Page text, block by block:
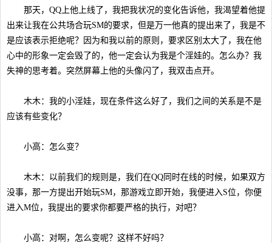
那天，QQ上他上线了，我把我状况的变化告诉他，我渴望着他提
出来让我在公共场合玩SM的要求，但是万一他真的提出来了，我是不
是应该表示拒绝呢？因为和我以前的原则，要求区别太大了，我在他
心中的形象一定会毁了的，他一定会认为我是个淫娃的。怎么办？我
失神的思考着。突然屏幕上他的头像闪了，我双击点开。
木木：我的小淫娃，现在条件这么好了，我们之间的关系是不是
应该有些变化？
小高：怎么变？
木木：以前我们的规则是，我们在QQ同时在线的时候，如果双方
没事，那一方提出开始玩SM，那游戏立即开始，我便进入S位，你便
进入M位，我提出的要求你都要严格的执行，对吧？
小高：对啊，怎么变呢？这样不好吗？